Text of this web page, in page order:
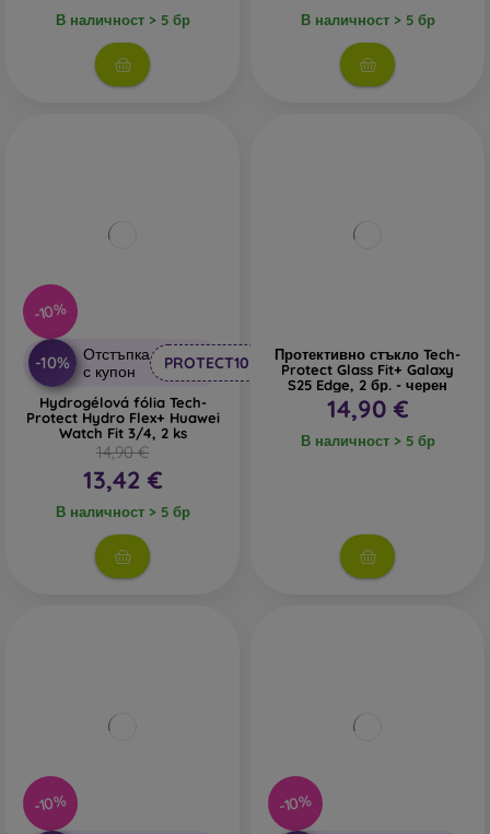
В наличност > 5 бр В наличност > 5 бр
-10%
-10%
Отстъпка
с купон
PROTECT10
Hydrogélová fólia Tech-
Protect Hydro Flex+ Huawei
Watch Fit 3/4, 2 ks
14,90 €
13,42 €
В наличност > 5 бр
Протективно стъкло Tech-
Protect Glass Fit+ Galaxy
S25 Edge, 2 бр. - черен
14,90 €
В наличност > 5 бр
-10% -10%